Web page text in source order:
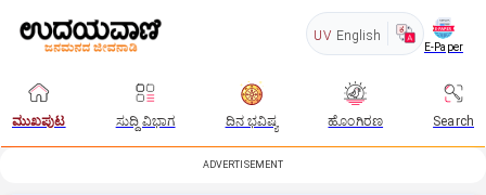
UV English
E-Paper
ಮುಖಪುಟ ಸುದ್ದಿ ವಿಭಾಗ ದಿನ ಭವಿಷ್ಯ ಹೊಂಗಿರಣ Search
ADVERTISEMENT